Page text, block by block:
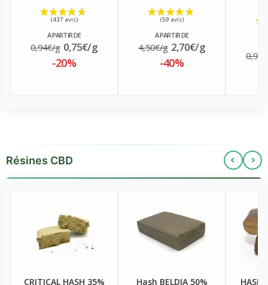
A PARTIR DE
0,94€/g 0,75€/g
-20%
A PARTIR DE
4,50€/g 2,70€/g
-40%
Résines CBD
CRITICAL HASH 35% Hash BELDIA 50% HASH